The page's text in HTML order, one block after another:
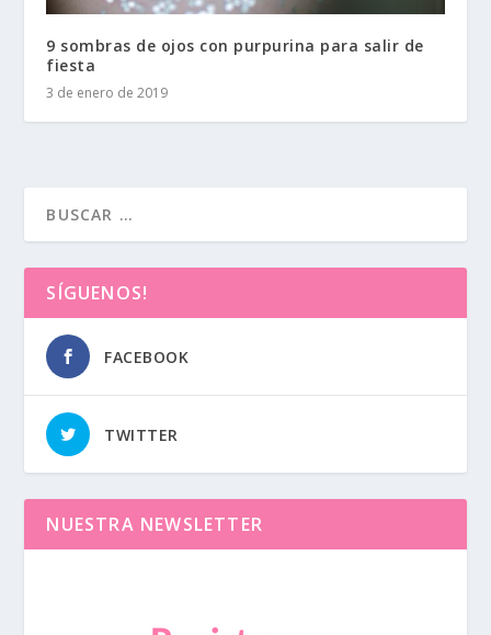
9 sombras de ojos con purpurina para salir de
fiesta
3 de enero de 2019
SÍGUENOS!
FACEBOOK
TWITTER
NUESTRA NEWSLETTER